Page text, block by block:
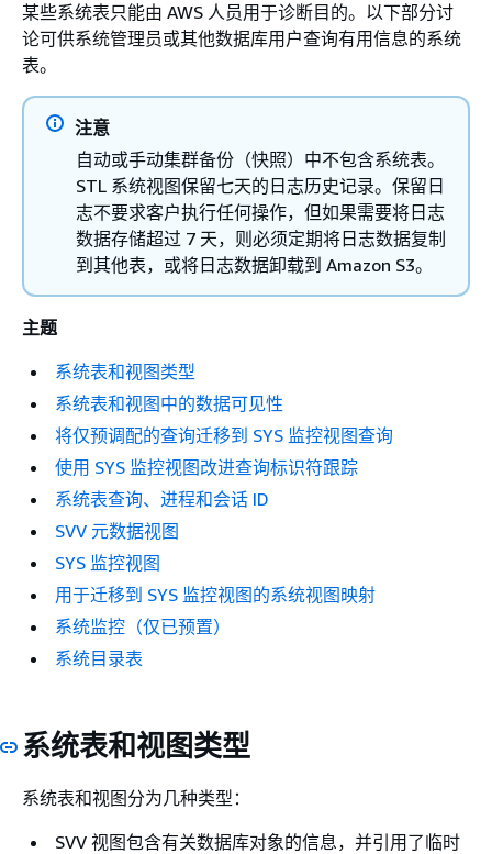
某些系统表只能由 AWS 人员用于诊断目的。以下部分讨
论可供系统管理员或其他数据库用户查询有用信息的系统
表。
注意
自动或手动集群备份（快照）中不包含系统表。
STL 系统视图保留七天的日志历史记录。保留日
志不要求客户执行任何操作，但如果需要将日志
数据存储超过 7 天，则必须定期将日志数据复制
到其他表，或将日志数据卸载到 Amazon S3。
主题
系统表和视图类型
系统表和视图中的数据可见性
将仅预调配的查询迁移到 SYS 监控视图查询
使用 SYS 监控视图改进查询标识符跟踪
系统表查询、进程和会话 ID
SVV 元数据视图
SYS 监控视图
用于迁移到 SYS 监控视图的系统视图映射
系统监控（仅已预置）
系统目录表
系统表和视图类型
系统表和视图分为几种类型：
SVV 视图包含有关数据库对象的信息，并引用了临时